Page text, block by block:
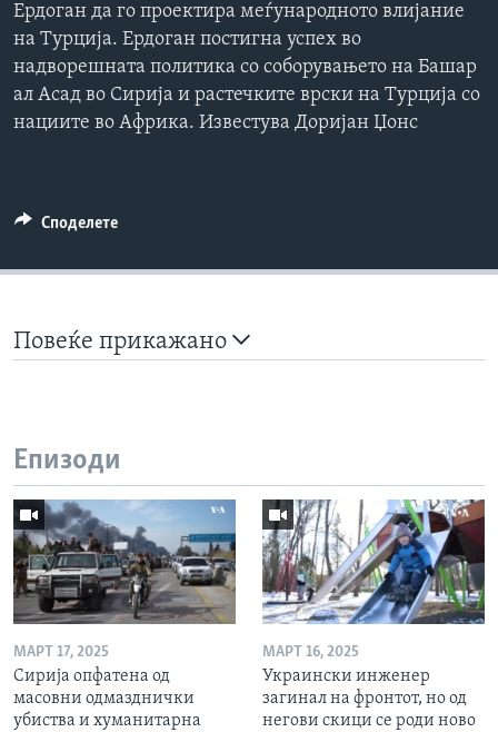
Ердоган да го проектира меѓународното влијание
на Турција. Ердоган постигна успех во
надворешната политика со соборувањето на Башар
ал Асад во Сирија и растечките врски на Турција со
нациите во Африка. Известува Доријан Џонс
Споделете
Повеќе прикажано
Епизоди
МАРТ 17, 2025
Сирија опфатена од
масовни одмазднички
убиства и хуманитарна
МАРТ 16, 2025
Украински инженер
загинал на фронтот, но од
негови скици се роди ново